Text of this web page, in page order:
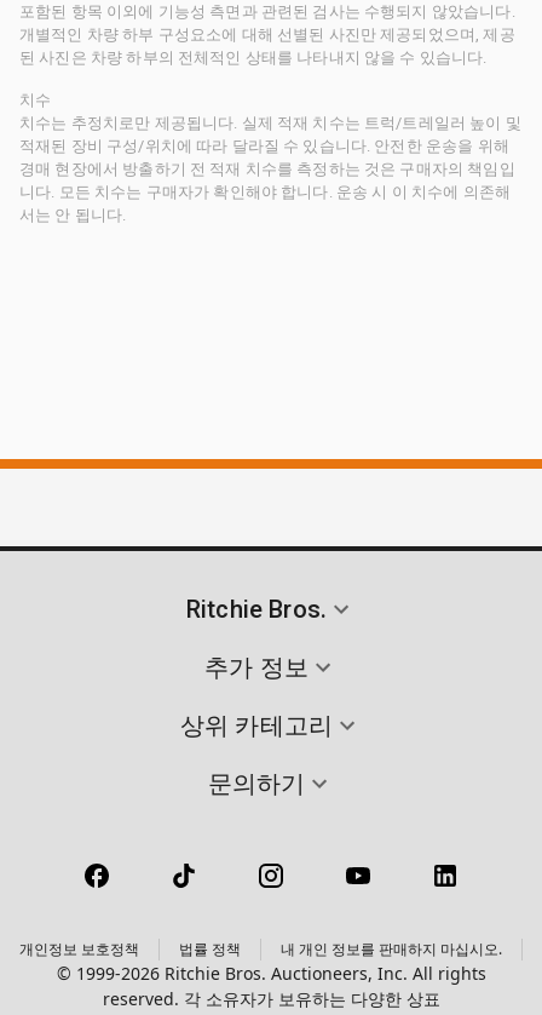
포함된 항목 이외에 기능성 측면과 관련된 검사는 수행되지 않았습니다.
개별적인 차량 하부 구성요소에 대해 선별된 사진만 제공되었으며, 제공
된 사진은 차량 하부의 전체적인 상태를 나타내지 않을 수 있습니다.
치수
치수는 추정치로만 제공됩니다. 실제 적재 치수는 트럭/트레일러 높이 및
적재된 장비 구성/위치에 따라 달라질 수 있습니다. 안전한 운송을 위해
경매 현장에서 방출하기 전 적재 치수를 측정하는 것은 구매자의 책임입
니다. 모든 치수는 구매자가 확인해야 합니다. 운송 시 이 치수에 의존해
서는 안 됩니다.
Ritchie Bros.
추가 정보
상위 카테고리
문의하기
개인정보 보호정책 법률 정책 내 개인 정보를 판매하지 마십시오.
© 1999-2026 Ritchie Bros. Auctioneers, Inc. All rights
reserved. 각 소유자가 보유하는 다양한 상표